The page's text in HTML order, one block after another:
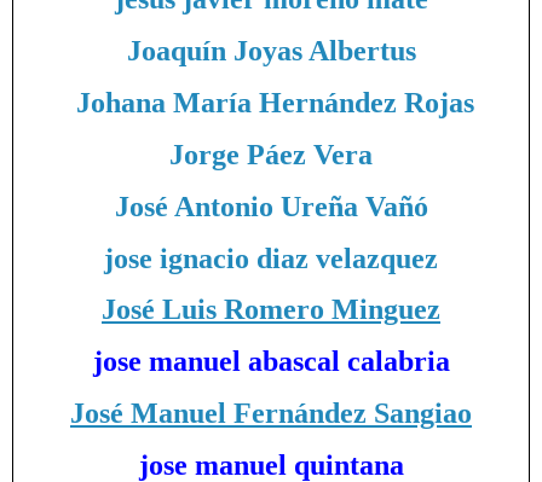
Joaquín Joyas Albertus
Johana María Hernández Rojas
Jorge Páez Vera
José Antonio Ureña Vañó
jose ignacio diaz velazquez
José Luis Romero Minguez
jose manuel abascal calabria
José Manuel Fernández Sangiao
jose manuel quintana